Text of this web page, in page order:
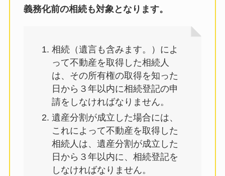
義務化前の相続も対象となります。
相続（遺言も含みます。）によ
って不動産を取得した相続人
は、その所有権の取得を知った
日から３年以内に相続登記の申
請をしなければなりません。
遺産分割が成立した場合には、
これによって不動産を取得した
相続人は、遺産分割が成立した
日から３年以内に、相続登記を
しなければなりません。